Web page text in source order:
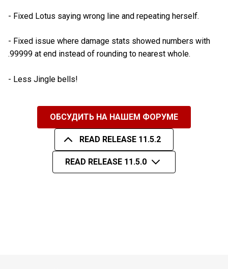
- Fixed Lotus saying wrong line and repeating herself.
- Fixed issue where damage stats showed numbers with
.99999 at end instead of rounding to nearest whole.
- Less Jingle bells!
ОБСУДИТЬ НА НАШЕМ ФОРУМЕ
READ RELEASE 11.5.2
READ RELEASE 11.5.0